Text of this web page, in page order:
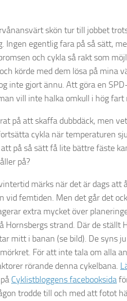
skön tur till jobbet
Ingen egentlig fara på så sätt,
och cykla så rakt som
körde med dem lösa på mina
inte gjort ännu. Att göra en
vill inte halka omkull i hög
på att skaffa dubbdäck, men
cykla när temperaturen
på så sätt få lite bättre fäste
på?
märks när det är dags att
vid femtiden. Men det går det
extra mycket över
Hornsbergs strand. Där de ställt
mitt i banan (se bild). De syns
För att inte tala om alla
rörande denna cykelbana.
på Cyklistbloggens facebooksida
trodde till och med att fotot